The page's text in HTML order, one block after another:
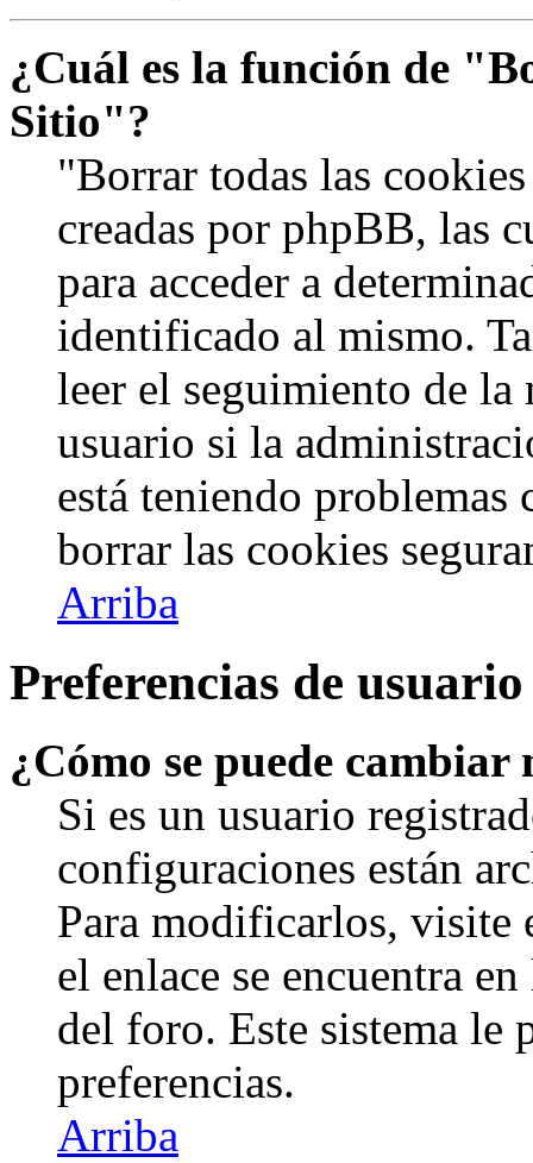
¿Cuál es la función de
Sitio"?
"Borrar todas las
creadas por phpBB, las
para acceder a
identificado al mismo.
leer el seguimiento de
usuario si la
está teniendo
borrar las cookies
Arriba
Preferencias de
¿Cómo se puede
Si es un usuario
configuraciones están
Para modificarlos, visite
el enlace se encuentra
del foro. Este sistema le
preferencias.
Arriba